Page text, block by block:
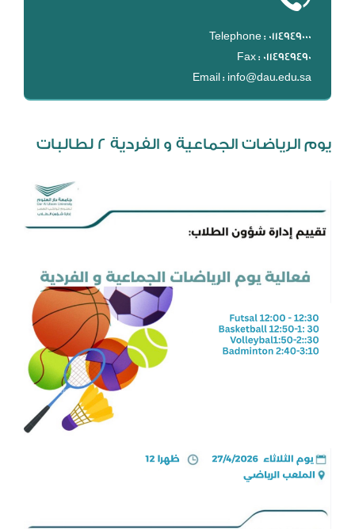
نظام التقييم السنوي
MYAES
Telephone : 0114949000
Fax : 0114949490
Email : info@dau.edu.sa
يوم الرياضات الجماعية و الفردية 2 لطالبات